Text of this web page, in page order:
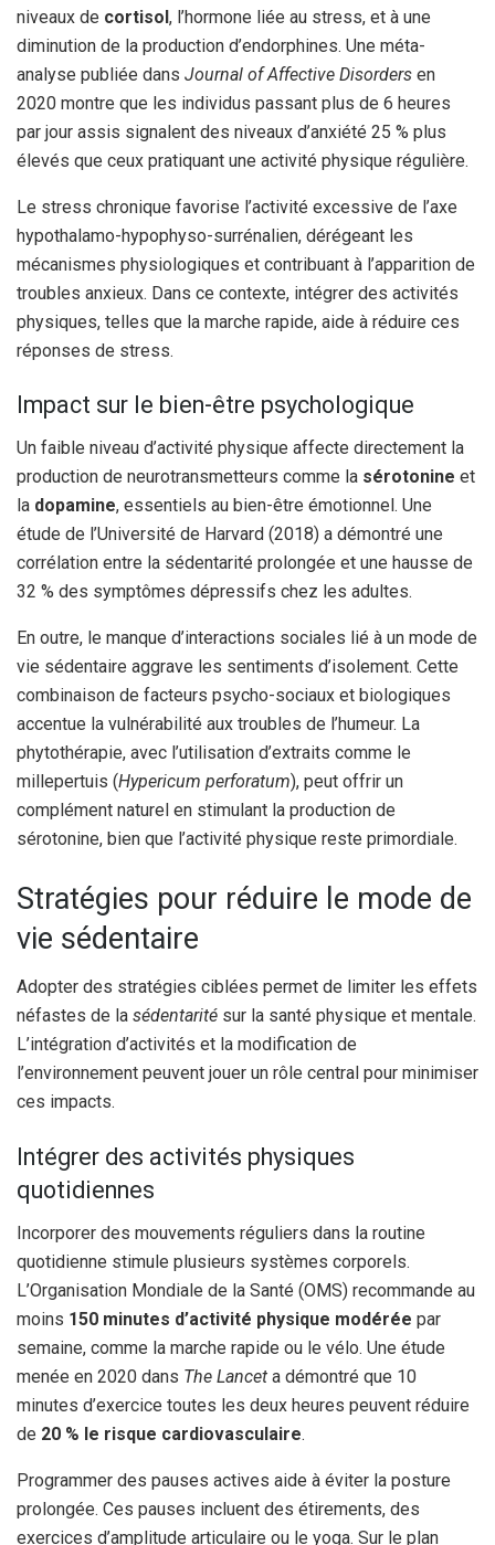
niveaux de cortisol, l’hormone liée au stress, et à une
diminution de la production d’endorphines. Une méta-
analyse publiée dans Journal of Affective Disorders en
2020 montre que les individus passant plus de 6 heures
par jour assis signalent des niveaux d’anxiété 25 % plus
élevés que ceux pratiquant une activité physique régulière.
Le stress chronique favorise l’activité excessive de l’axe
hypothalamo-hypophyso-surrénalien, dérégeant les
mécanismes physiologiques et contribuant à l’apparition de
troubles anxieux. Dans ce contexte, intégrer des activités
physiques, telles que la marche rapide, aide à réduire ces
réponses de stress.
Impact sur le bien-être psychologique
Un faible niveau d’activité physique affecte directement la
production de neurotransmetteurs comme la sérotonine et
la dopamine, essentiels au bien-être émotionnel. Une
étude de l’Université de Harvard (2018) a démontré une
corrélation entre la sédentarité prolongée et une hausse de
32 % des symptômes dépressifs chez les adultes.
En outre, le manque d’interactions sociales lié à un mode de
vie sédentaire aggrave les sentiments d’isolement. Cette
combinaison de facteurs psycho-sociaux et biologiques
accentue la vulnérabilité aux troubles de l’humeur. La
phytothérapie, avec l’utilisation d’extraits comme le
millepertuis (Hypericum perforatum), peut offrir un
complément naturel en stimulant la production de
sérotonine, bien que l’activité physique reste primordiale.
Stratégies pour réduire le mode de
vie sédentaire
Adopter des stratégies ciblées permet de limiter les effets
néfastes de la sédentarité sur la santé physique et mentale.
L’intégration d’activités et la modification de
l’environnement peuvent jouer un rôle central pour minimiser
ces impacts.
Intégrer des activités physiques
quotidiennes
Incorporer des mouvements réguliers dans la routine
quotidienne stimule plusieurs systèmes corporels.
L’Organisation Mondiale de la Santé (OMS) recommande au
moins 150 minutes d’activité physique modérée par
semaine, comme la marche rapide ou le vélo. Une étude
menée en 2020 dans The Lancet a démontré que 10
minutes d’exercice toutes les deux heures peuvent réduire
de 20 % le risque cardiovasculaire.
Programmer des pauses actives aide à éviter la posture
prolongée. Ces pauses incluent des étirements, des
exercices d’amplitude articulaire ou le yoga. Sur le plan